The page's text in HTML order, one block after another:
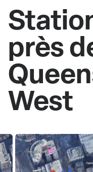
près
West